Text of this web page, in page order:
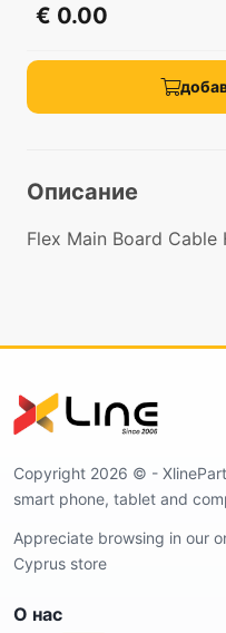
€ 0.00
Описание
Flex Main Board Cable
Copyright 2026 ©️ -
smart phone, tablet and
Appreciate browsing in our
Cyprus store
О нас